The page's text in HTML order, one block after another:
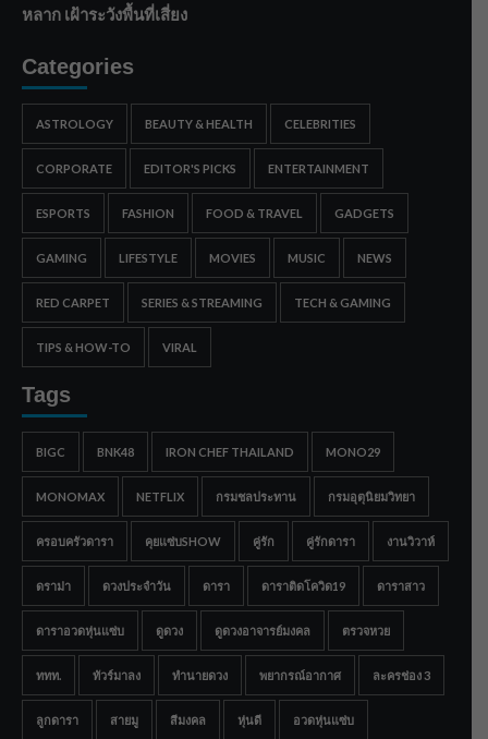
หลาก เฝ้าระวังพื้นที่เสี่ยง
Categories
ASTROLOGY BEAUTY & HEALTH CELEBRITIES
CORPORATE EDITOR'S PICKS ENTERTAINMENT
ESPORTS FASHION FOOD & TRAVEL GADGETS
GAMING LIFESTYLE MOVIES MUSIC NEWS
RED CARPET SERIES & STREAMING TECH & GAMING
TIPS & HOW-TO VIRAL
Tags
BIGC BNK48 IRON CHEF THAILAND MONO29
MONOMAX NETFLIX กรมชลประทาน กรมอุตุนิยมวิทยา
ครอบครัวดารา คุยแซ่บSHOW คู่รัก คู่รักดารา งานวิวาห์
ดราม่า ดวงประจำวัน ดารา ดาราติดโควิด19 ดาราสาว
ดาราอวดหุ่นแซ่บ ดูดวง ดูดวงอาจารย์มงคล ตรวจหวย
ททท. ทัวร์มาลง ทำนายดวง พยากรณ์อากาศ ละครช่อง 3
ลูกดารา สายมู สีมงคล หุ่นดี อวดหุ่นแซ่บ